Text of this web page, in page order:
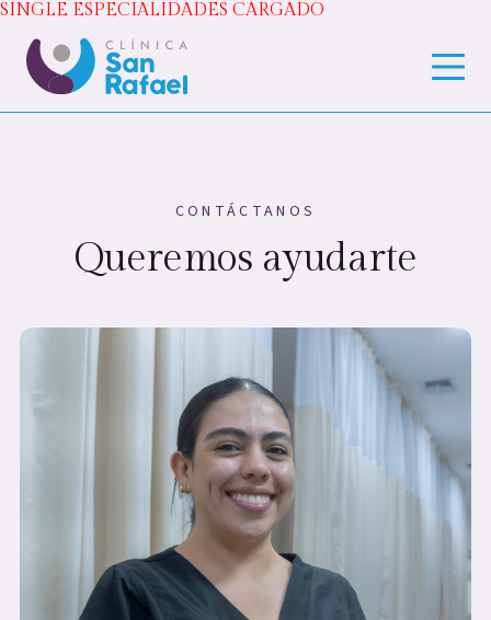
SINGLE ESPECIALIDADES CARGADO
CONTÁCTANOS
Queremos ayudarte